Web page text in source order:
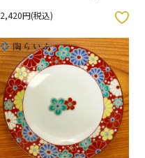
2,420円(税込)